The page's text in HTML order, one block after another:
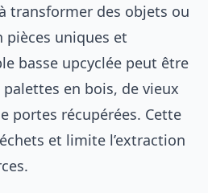
transformer des objets ou
pièces uniques et
basse upcyclée peut être
en bois, de vieux
portes récupérées. Cette
et limite l’extraction